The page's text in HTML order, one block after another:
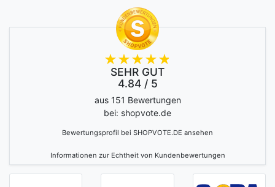
SEHR GUT
4.84 / 5
aus 151 Bewertungen
bei: shopvote.de
Bewertungsprofil bei SHOPVOTE.DE ansehen
Informationen zur Echtheit von Kundenbewertungen